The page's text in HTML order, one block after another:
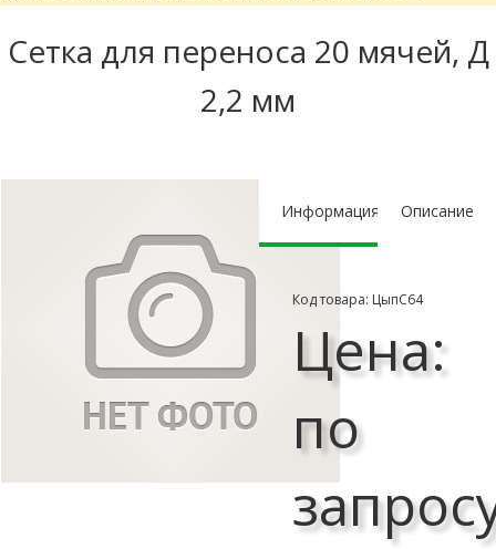
Сетка для переноса 20 мячей, Д
2,2 мм
Информация Описание
Код товара: ЦыпС64
Цена:
по